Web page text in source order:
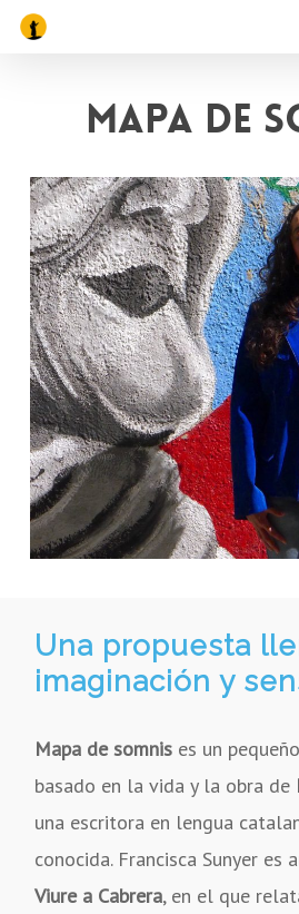
Skip
Mapa de
Una propuesta
imaginación y
Mapa de somnis es un
basado en la vida y la obra de
una escritora en lengua
conocida. Francisca Sunyer es
Viure a Cabrera, en el que